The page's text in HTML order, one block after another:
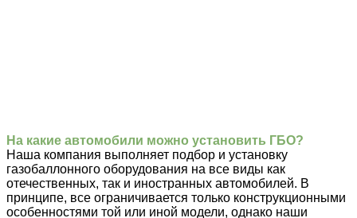
На какие автомобили можно установить ГБО?
Наша компания выполняет подбор и установку
газобаллонного оборудования на все виды как
отечественных, так и иностранных автомобилей. В
принципе, все ограничивается только конструкционными
особенностями той или иной модели, однако наши